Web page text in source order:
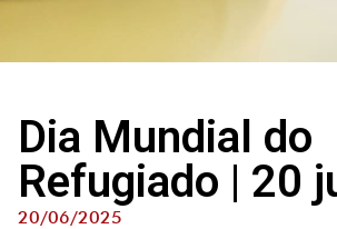
Dia Mundial do
Refugiado | 20
20/06/2025